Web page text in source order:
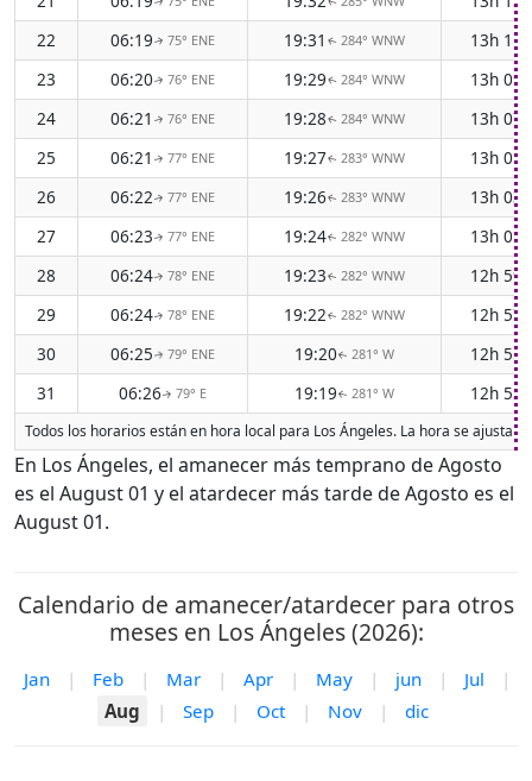
22
06:19↑ 75° ENE 19:31 ↑ 284° WNW
13h
23
06:20↑ 76° ENE 19:29↑ 284° WNW
13h
24
06:21 ↑ 76° ENE 19:28↑ 284° WNW
13h
25
06:21 ↑ 77° ENE 19:27↑ 283° WNW
13h
26
06:22↑ 77° ENE 19:26↑ 283° WNW
13h
27
06:23↑ 77° ENE 19:24↑ 282° WNW
13h
28
06:24↑ 78° ENE 19:23↑ 282° WNW
12h
29
06:24↑ 78° ENE 19:22↑ 282° WNW
12h
30
06:25↑ 79° ENE 19:20↑ 281° W
12h
31
06:26↑ 79° E 19:19↑ 281° W 12h
Todos los horarios están en hora local para Los Ángeles. La hora se ajusta
En Los Ángeles, el amanecer más temprano de Agosto
es el August 01 y el atardecer más tarde de Agosto es el
August 01.
Calendario de amanecer/atardecer para otros
meses en Los Ángeles (2026):
Jan | Feb | Mar | Apr | May | jun | Jul
|
Aug
| Sep | Oct | Nov | dic